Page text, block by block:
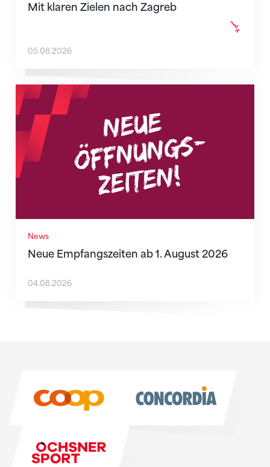
Mit klaren Zielen nach Zagreb
05.08.2026
News
Neue Empfangszeiten ab 1. August 2026
Neue Empfangszeiten ab 1. August 2026
04.08.2026